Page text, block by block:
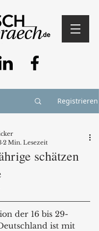
Registrieren
schätzen
2 Min. Lesezeit
der 16 bis 29-
ist mit